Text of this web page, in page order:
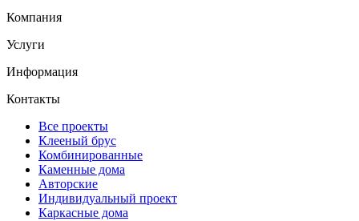
Компания
Услуги
Информация
Контакты
Все проекты
Клееный брус
Комбинированные
Каменные дома
Авторские
Индивидуальный проект
Каркасные дома